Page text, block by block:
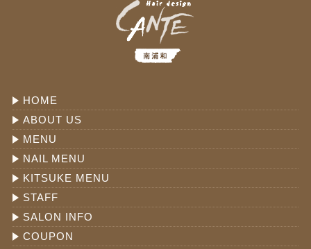
HOME
ABOUT US
MENU
NAIL MENU
KITSUKE MENU
STAFF
SALON INFO
COUPON